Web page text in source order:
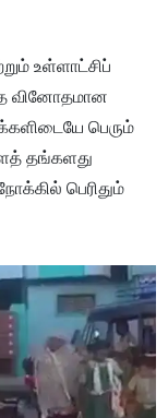
உள்ளாட்சிப்
வினோதமான
பெரும்
தங்களது
பெரிதும்